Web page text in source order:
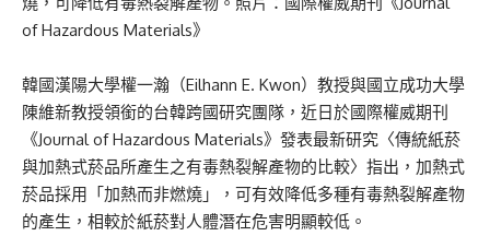
of Hazardous Materials》
韓國漢陽大學權一瀚（Eilhann E. Kwon）教授與國立成功大學
陳維新教授領銜的台韓跨國研究團隊，近日於國際權威期刊
《Journal of Hazardous Materials》發表最新研究〈傳統紙菸
與加熱式菸品所產生之有毒熱裂解產物的比較〉指出，加熱式
菸品採用「加熱而非燃燒」，可有效降低多種有毒熱裂解產物
的產生，相較於紙菸對人體潛在危害明顯較低。